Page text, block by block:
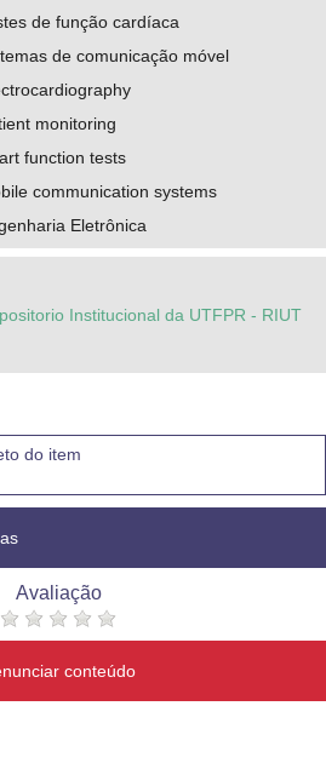
de função cardíaca
de comunicação móvel
monitoring
function tests
communication systems
Eletrônica
Institucional da UTFPR - RIUT
do item
Avaliação
conteúdo